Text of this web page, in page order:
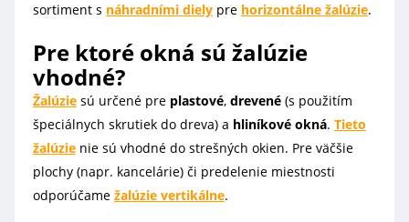
sortiment s náhradními diely pre horizontálne žalúzie.
Pre ktoré okná sú žalúzie
vhodné?
Žalúzie sú určené pre plastové, drevené (s použitím
špeciálnych skrutiek do dreva) a hliníkové okná. Tieto
žalúzie nie sú vhodné do strešných okien. Pre väčšie
plochy (napr. kancelárie) či predelenie miestnosti
odporúčame žalúzie vertikálne.